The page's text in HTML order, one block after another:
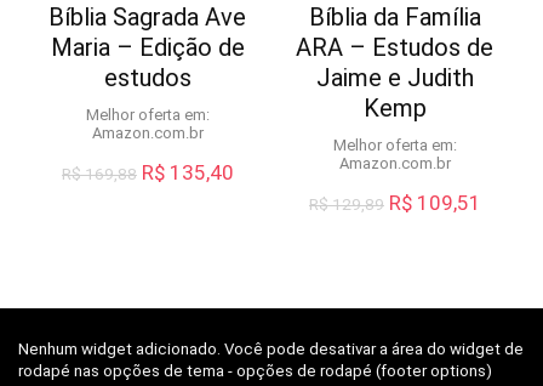
Bíblia Sagrada Ave
Maria – Edição de
estudos
Melhor oferta em:
Amazon.com.br
R$169,88 O
R$135,40O
Bíblia da Família
ARA – Estudos de
Jaime e Judith
Kemp
Melhor oferta em:
Amazon.com.br
R$129,89 O
R$109,51
Nenhum widget adicionado. Você pode desativar a área do widget de
rodapé nas opções de tema - opções de rodapé (footer options)